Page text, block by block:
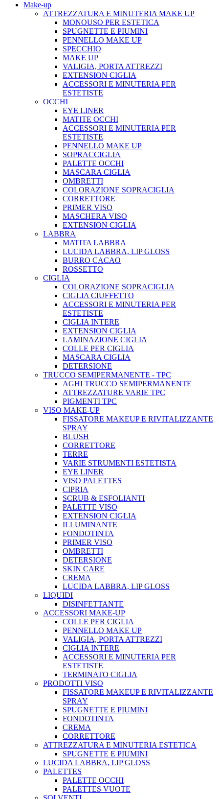
Make-up
ATTREZZATURA E MINUTERIA MAKE UP
MONOUSO PER ESTETICA
SPUGNETTE E PIUMINI
PENNELLO MAKE UP
SPECCHIO
MAKE UP
VALIGIA, PORTA ATTREZZI
EXTENSION CIGLIA
ACCESSORI E MINUTERIA PER
ESTETISTE
OCCHI
EYE LINER
MATITE OCCHI
ACCESSORI E MINUTERIA PER
ESTETISTE
PENNELLO MAKE UP
SOPRACCIGLIA
PALETTE OCCHI
MASCARA CIGLIA
OMBRETTI
COLORAZIONE SOPRACIGLIA
CORRETTORE
PRIMER VISO
MASCHERA VISO
EXTENSION CIGLIA
LABBRA
MATITA LABBRA
LUCIDA LABBRA, LIP GLOSS
BURRO CACAO
ROSSETTO
CIGLIA
COLORAZIONE SOPRACIGLIA
CIGLIA CIUFFETTO
ACCESSORI E MINUTERIA PER
ESTETISTE
CIGLIA INTERE
EXTENSION CIGLIA
LAMINAZIONE CIGLIA
COLLE PER CIGLIA
MASCARA CIGLIA
DETERSIONE
TRUCCO SEMIPERMANENTE - TPC
AGHI TRUCCO SEMIPERMANENTE
ATTREZZATURE VARIE TPC
PIGMENTI TPC
VISO MAKE-UP
FISSATORE MAKEUP E RIVITALIZZANTE
SPRAY
BLUSH
CORRETTORE
TERRE
VARIE STRUMENTI ESTETISTA
EYE LINER
VISO PALETTES
CIPRIA
SCRUB & ESFOLIANTI
PALETTE VISO
EXTENSION CIGLIA
ILLUMINANTE
FONDOTINTA
PRIMER VISO
OMBRETTI
DETERSIONE
SKIN CARE
CREMA
LUCIDA LABBRA, LIP GLOSS
LIQUIDI
DISINFETTANTE
ACCESSORI MAKE-UP
COLLE PER CIGLIA
PENNELLO MAKE UP
VALIGIA, PORTA ATTREZZI
CIGLIA INTERE
ACCESSORI E MINUTERIA PER
ESTETISTE
TERMINATO CIGLIA
PRODOTTI VISO
FISSATORE MAKEUP E RIVITALIZZANTE
SPRAY
SPUGNETTE E PIUMINI
FONDOTINTA
CREMA
CORRETTORE
ATTREZZATURA E MINUTERIA ESTETICA
SPUGNETTE E PIUMINI
LUCIDA LABBRA, LIP GLOSS
PALETTES
PALETTE OCCHI
PALETTES VUOTE